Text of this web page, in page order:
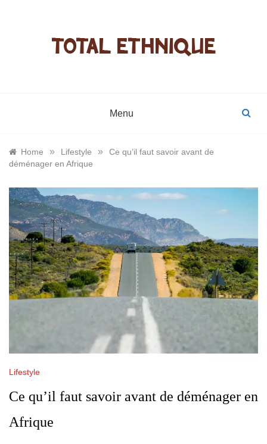
bijoux,
Menu
Home » Lifestyle »
Ce qu’il faut savoir avant de
déménager en Afrique
Lifestyle
Ce qu’il faut savoir avant de déménager en
Afrique